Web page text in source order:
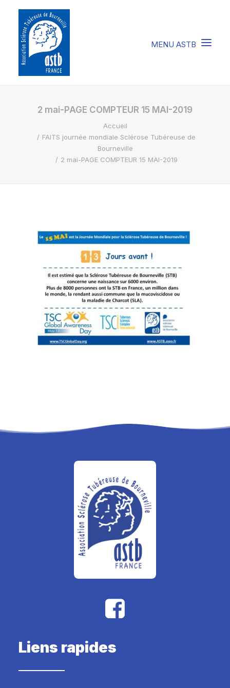
COMPRENDRE LA STB
VIVRE AVEC LA STB
RECHERCHE
2 mai-PAGE COMPTEUR 15 MAI-2019
Accueil
FAITS journée mondiale Sclérose Tubéreuse de
Bourneville
2 mai-PAGE COMPTEUR 15 MAI-2019
Liens rapides